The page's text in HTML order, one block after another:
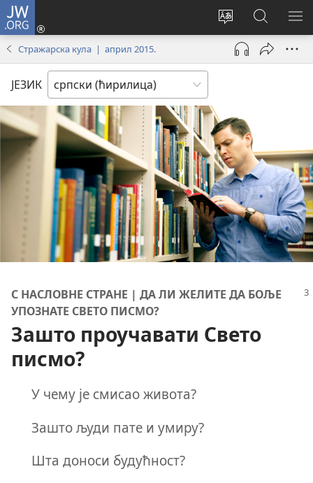
JW.ORG
Промени
језик
сајта
Пријава
(отвара
прозор)
Претрага
сајта
JW.ORG
Стражарска кула | април 2015.
ЈЕЗИК
С НАСЛОВНЕ СТРАНЕ | ДА ЛИ ЖЕЛИТЕ ДА БОЉЕ
УПОЗНАТЕ СВЕТО ПИСМО?
Зашто проучавати Свето
писмо?
У чему је смисао живота?
Зашто људи пате и умиру?
Шта доноси будућност?